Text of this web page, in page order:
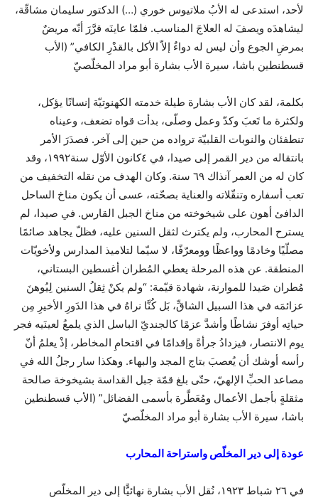
لأحد، استدعى له الأبُ ملاتيوس خوري (…) الدكتور سليمان مشاقّة،
ليشاهدَه ويصفَ له العلاجَ المناسب. فلمّا عاينَه قرَّرَ أنّه مريضٌ
بمرضِ الجوع وأن ليس له دواءٌ إلاّ الأكل بالقدْرِ الكافي” (الأب
قسطنطين باشا، سيرة الأب بشارة أبو مراد المخلّصيّ
بكلمة، لقد كان الأب بشارة طيلة خدمته الكهنوتيّة إنسانًا يؤكل،
ولكثرة ما تَعبَ وكدّ وعمل وصلّى، بدأت قواه تضعف، وعيناه
تنطفئان والنوبات القلبيّة ترواده من حين إلى آخر. فصدَرَ الأمر
بانتقاله من دير القمر إلى صيدا، في ٤كانون الأوّل سنة١٩٩٢، وقد
كان له من العمر آنذاك ٦٩ سنة. وكان الهدف من نقله التخفيف من
تعب أسفاره وتنقّلاته والعناية بصحّته، عسى أن يكون مناخ الساحل
الدافئ أهون على شيخوخته من مناخ الجبل القارس. في صيدا، لم
يسترح المحارب، ولم يكترث لثقل السنين عليه، فظلّ يجاهد صائمًا
مصلّيًا وخادمًا وواعظًا وومعرّفًا، لا سيّما لتلاميذ المدارس ولأخويّات
المنطقة. عن هذه المرحلة يعطي المُطران أغسطين البستاني،
مُطران صَيدا للموارنة، شهادة قيّمة: “ولم يكنْ ثِقلُ السنين لِيُوهنَ
عزائمَه في هذا السبيل الشاقِّ، بَل كُنَّا نراهُ في هذا الدَورِ الأخيرِ مِن
حياتِه أوفرَ نشاطًا وأشدَّ عزمًا كالجنديّ الباسل الذي يلمعُ لعينَيه فجر
يوم الانتصار، فيزدادُ جرأةً وإقدامًا في اقتحامِ المخاطر، إذْ يعلمُ أنّ
رأسه أوشك أن يُعصبَ بتاج المجد والبهاء. وهكذا سار رجلُ الله في
مصاعد الحبِّ الإلهيّ، حتّى بلغ قمّة جبل القداسة بشيخوخة صالحة
مثقلةٍ بأجمل الأعمال ومُعَطَّرة بأسمى الفضائل” (الأب قسطنطين
باشا، سيرة الأب بشارة أبو مراد المخلّصيّ
عودة إلى دير المخلّص واستراحة المحارب
في ٢٦ شباط ١٩٢٣، نُقل الأب بشارة نهائيًّا إلى دير المخلّص